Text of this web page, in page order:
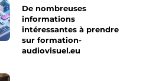
De nombreuses
informations
intéressantes à prendre
sur formation-
audiovisuel.eu